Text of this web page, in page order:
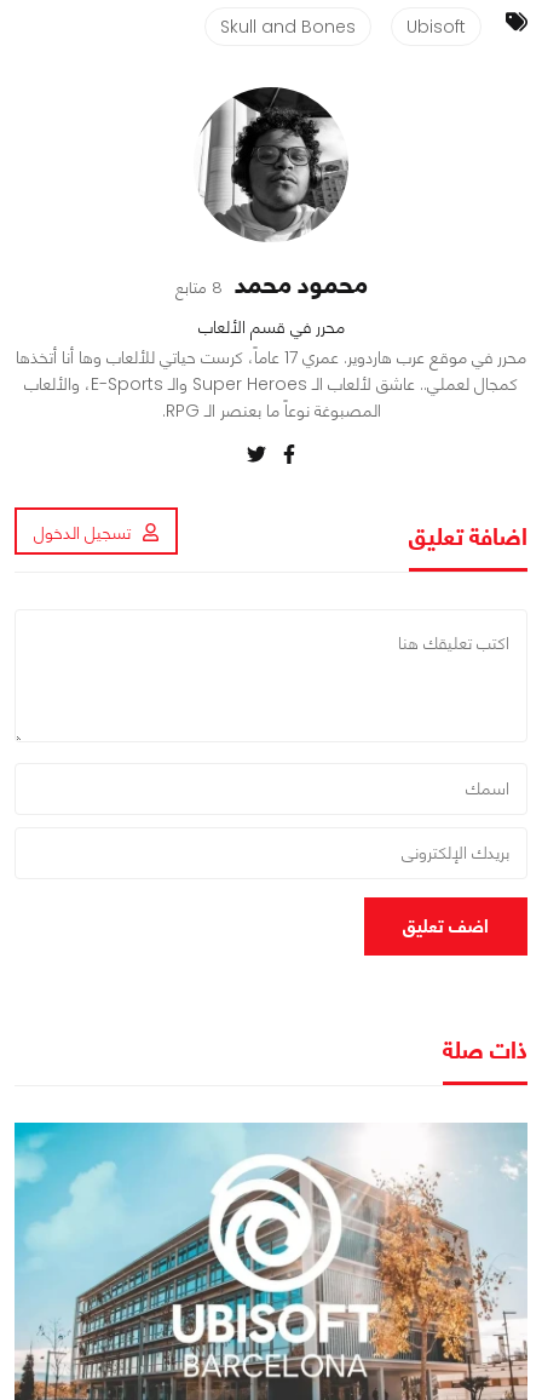
Ubisoft
Skull and Bones
محمود محمد 8 متابع
محرر في قسم الألعاب
محرر في موقع عرب هاردوير. عمري 17 عاماً، كرست حياتي للألعاب وها أنا أتخذها
كمجال لعملي.. عاشق لألعاب الـ Super Heroes والـ E-Sports، والألعاب
المصبوغة نوعاً ما بعنصر الـ RPG.
اضافة تعليق تسجيل الدخول
اضف تعليق
ذات صلة